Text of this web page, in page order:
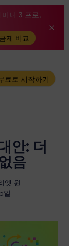
니 3 프로,
제 비교
료로 시작하기
안: 더
음
엣 윈
일